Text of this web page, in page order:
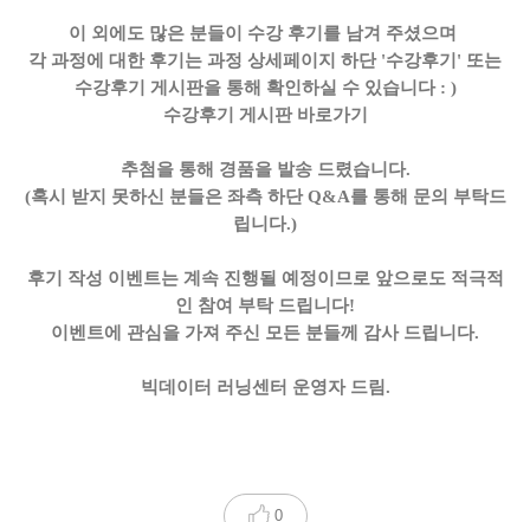
이 외에도 많은 분들이 수강 후기를 남겨 주셨으며
각 과정에 대한 후기는 과정 상세페이지 하단 '수강후기' 또는
수강후기 게시판을 통해 확인하실 수 있습니다 : )
수강후기 게시판 바로가기
추첨을 통해 경품을 발송 드렸습니다.
(혹시 받지 못하신 분들은 좌측 하단 Q&A를 통해 문의 부탁드
립니다.)
후기 작성 이벤트는 계속 진행될 예정이므로 앞으로도 적극적
인 참여 부탁 드립니다!
이벤트에 관심을 가져 주신 모든 분들께 감사 드립니다.
빅데이터 러닝센터 운영자 드림.
0